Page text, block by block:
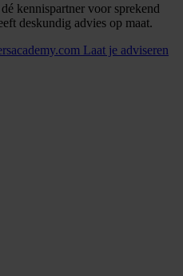
kennispartner voor sprekend
deskundig advies op maat.
Laat je adviseren